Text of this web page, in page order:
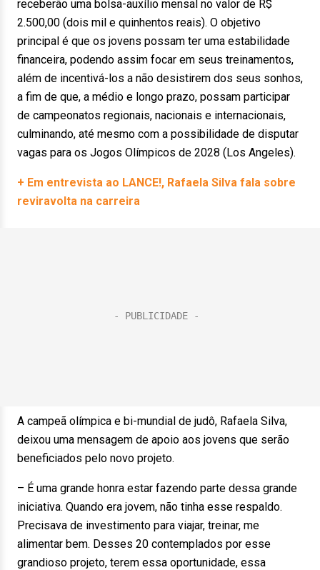
receberão uma bolsa-auxílio mensal no valor de R$
2.500,00 (dois mil e quinhentos reais). O objetivo
principal é que os jovens possam ter uma estabilidade
financeira, podendo assim focar em seus treinamentos,
além de incentivá-los a não desistirem dos seus sonhos,
a fim de que, a médio e longo prazo, possam participar
de campeonatos regionais, nacionais e internacionais,
culminando, até mesmo com a possibilidade de disputar
vagas para os Jogos Olímpicos de 2028 (Los Angeles).
+ Em entrevista ao LANCE!, Rafaela Silva fala sobre
reviravolta na carreira
A campeã olímpica e bi-mundial de judô, Rafaela Silva,
deixou uma mensagem de apoio aos jovens que serão
beneficiados pelo novo projeto.
– É uma grande honra estar fazendo parte dessa grande
iniciativa. Quando era jovem, não tinha esse respaldo.
Precisava de investimento para viajar, treinar, me
alimentar bem. Desses 20 contemplados por esse
grandioso projeto, terem essa oportunidade, essa